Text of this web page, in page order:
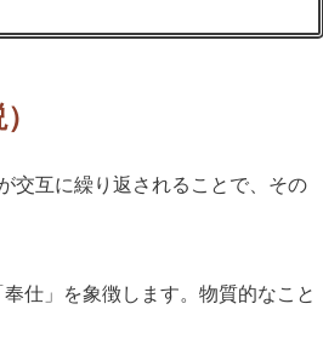
交互に繰り返されることで、その
仕」を象徴します。物質的なこと